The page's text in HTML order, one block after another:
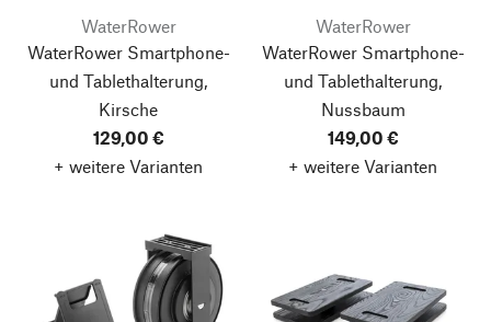
WaterRower
WaterRower Smartphone-
und Tablethalterung,
Kirsche
129,00 €
+ weitere Varianten
WaterRower
WaterRower Smartphone-
und Tablethalterung,
Nussbaum
149,00 €
+ weitere Varianten